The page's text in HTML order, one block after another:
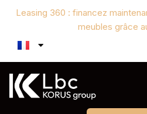
Leasing 360 : financez
meubles grâce